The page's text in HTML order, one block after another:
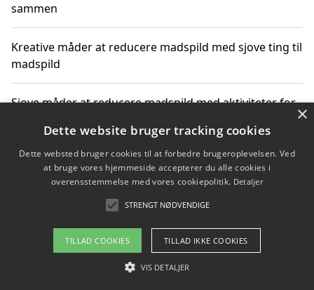
sammen
Kreative måder at reducere madspild med sjove ting til
madspild
Sjove måder at reducere madspild med aktiviteter for
Hvor finder jeg nemme måltidskasser i Vejle
Om / kontakt
Blog Betingelser
×
Dette website bruger tracking cookies
Dette websted bruger cookies til at forbedre brugeroplevelsen. Ved
at bruge vores hjemmeside accepterer du alle cookies i
overensstemmelse med vores cookiepolitik. Detaljer
STRENGT NØDVENDIGE
TILLAD COOKIES TILLAD IKKE COOKIES
VIS DETALJER